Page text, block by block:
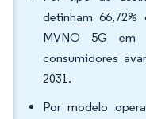
detinham
MVNO 5G em
consumidores
2031.
Por modelo